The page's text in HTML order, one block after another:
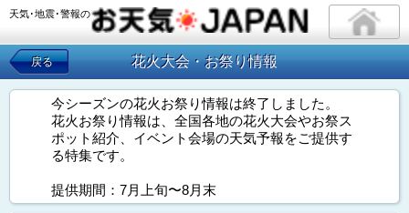
天気･地震･警報の
戻る 花火大会・お祭り情報
今シーズンの花火お祭り情報は終了しました。
花火お祭り情報は、全国各地の花火大会やお祭ス
ポット紹介、イベント会場の天気予報をご提供す
る特集です。
提供期間：7月上旬〜8月末